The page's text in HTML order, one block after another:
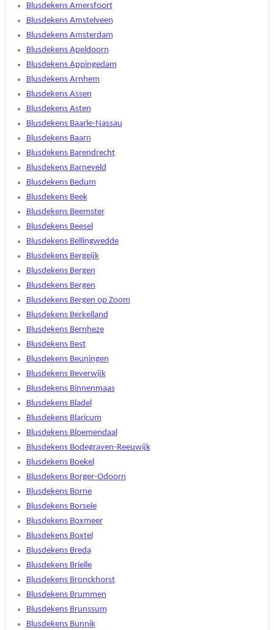
Blusdekens Amersfoort
Blusdekens Amstelveen
Blusdekens Amsterdam
Blusdekens Apeldoorn
Blusdekens Appingedam
Blusdekens Arnhem
Blusdekens Assen
Blusdekens Asten
Blusdekens Baarle-Nassau
Blusdekens Baarn
Blusdekens Barendrecht
Blusdekens Barneveld
Blusdekens Bedum
Blusdekens Beek
Blusdekens Beemster
Blusdekens Beesel
Blusdekens Bellingwedde
Blusdekens Bergeijk
Blusdekens Bergen
Blusdekens Bergen
Blusdekens Bergen op Zoom
Blusdekens Berkelland
Blusdekens Bernheze
Blusdekens Best
Blusdekens Beuningen
Blusdekens Beverwijk
Blusdekens Binnenmaas
Blusdekens Bladel
Blusdekens Blaricum
Blusdekens Bloemendaal
Blusdekens Bodegraven-Reeuwijk
Blusdekens Boekel
Blusdekens Borger-Odoorn
Blusdekens Borne
Blusdekens Borsele
Blusdekens Boxmeer
Blusdekens Boxtel
Blusdekens Breda
Blusdekens Brielle
Blusdekens Bronckhorst
Blusdekens Brummen
Blusdekens Brunssum
Blusdekens Bunnik